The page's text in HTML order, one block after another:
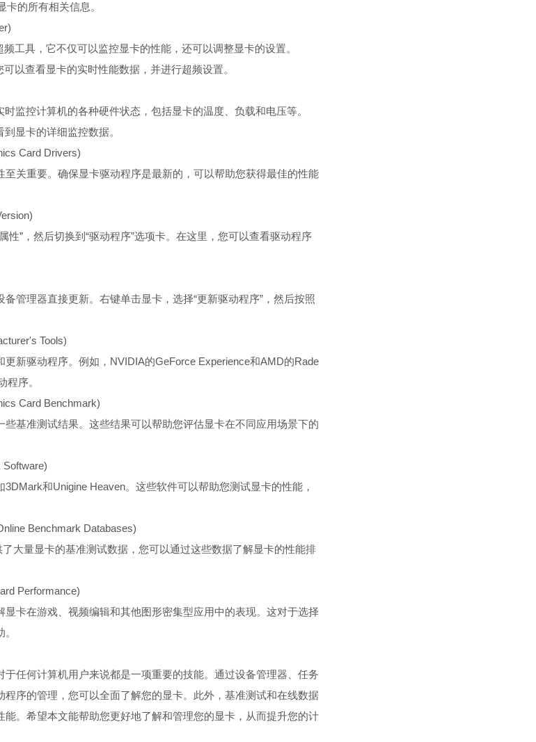
的所有相关信息。
工具，它不仅可以监控显卡的性能，还可以调整显卡的设置。
以查看显卡的实时性能数据，并进行超频设置。
监控计算机的各种硬件状态，包括显卡的温度、负载和电压等。
显卡的详细监控数据。
Card Drivers)
至关重要。确保显卡驱动程序是最新的，可以帮助您获得最佳的性能
性”，然后切换到“驱动程序”选项卡。在这里，您可以查看驱动程序
管理器直接更新。右键单击显卡，选择“更新驱动程序”，然后按照
Tools)
新驱动程序。例如，NVIDIA的GeForce Experience和AMD的Rade
程序。
Card Benchmark)
基准测试结果。这些结果可以帮助您评估显卡在不同应用场景下的
和Unigine Heaven。这些软件可以帮助您测试显卡的性能，
Benchmark Databases)
大量显卡的基准测试数据，您可以通过这些数据了解显卡的性能排
Performance)
卡在游戏、视频编辑和其他图形密集型应用中的表现。这对于选择
任何计算机用户来说都是一项重要的技能。通过设备管理器、任务
序的管理，您可以全面了解您的显卡。此外，基准测试和在线数据
能。希望本文能帮助您更好地了解和管理您的显卡，从而提升您的计